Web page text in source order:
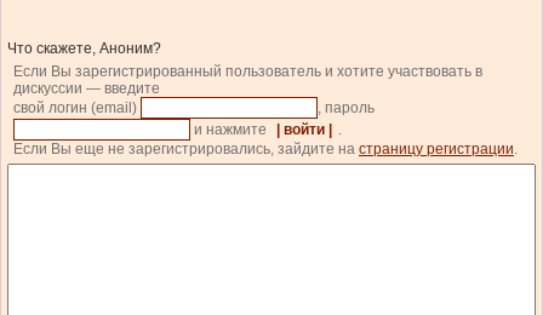
Что скажете, Аноним?
Если Вы зарегистрированный пользователь и хотите участвовать в
дискуссии — введите
свой логин (email)
, пароль
и нажмите
| войти |
.
Если Вы еще не зарегистрировались, зайдите на страницу регистрации.